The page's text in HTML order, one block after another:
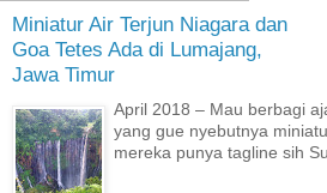
Miniatur Air Terjun Niagara dan
Goa Tetes Ada di Lumajang,
Jawa Timur
April 2018 – Mau berbagi
yang gue nyebutnya
mereka punya tagline sih